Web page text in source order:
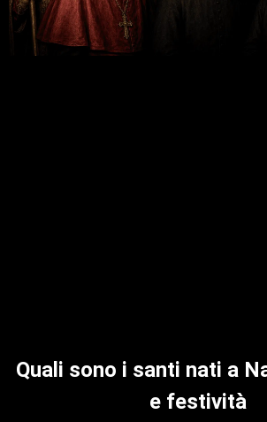
Quali sono i santi nati a
e festività